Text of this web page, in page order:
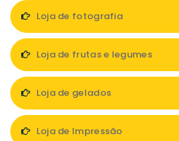
Loja de fotografia
Loja de frutas e legumes
Loja de gelados
Loja de Impressão